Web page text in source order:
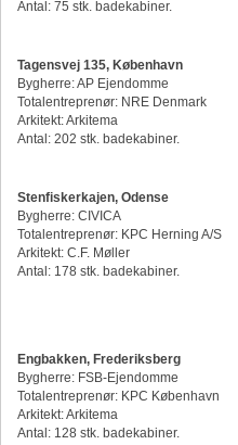
Antal: 75 stk. badekabiner.
Tagensvej 135, København
Bygherre: AP Ejendomme
Totalentreprenør: NRE Denmark
Arkitekt: Arkitema
Antal: 202 stk. badekabiner.
Stenfiskerkajen, Odense
Bygherre: CIVICA
Totalentreprenør: KPC Herning A/S
Arkitekt: C.F. Møller
Antal: 178 stk. badekabiner.
Engbakken, Frederiksberg
Bygherre: FSB-Ejendomme
Totalentreprenør: KPC København
Arkitekt: Arkitema
Antal: 128 stk. badekabiner.